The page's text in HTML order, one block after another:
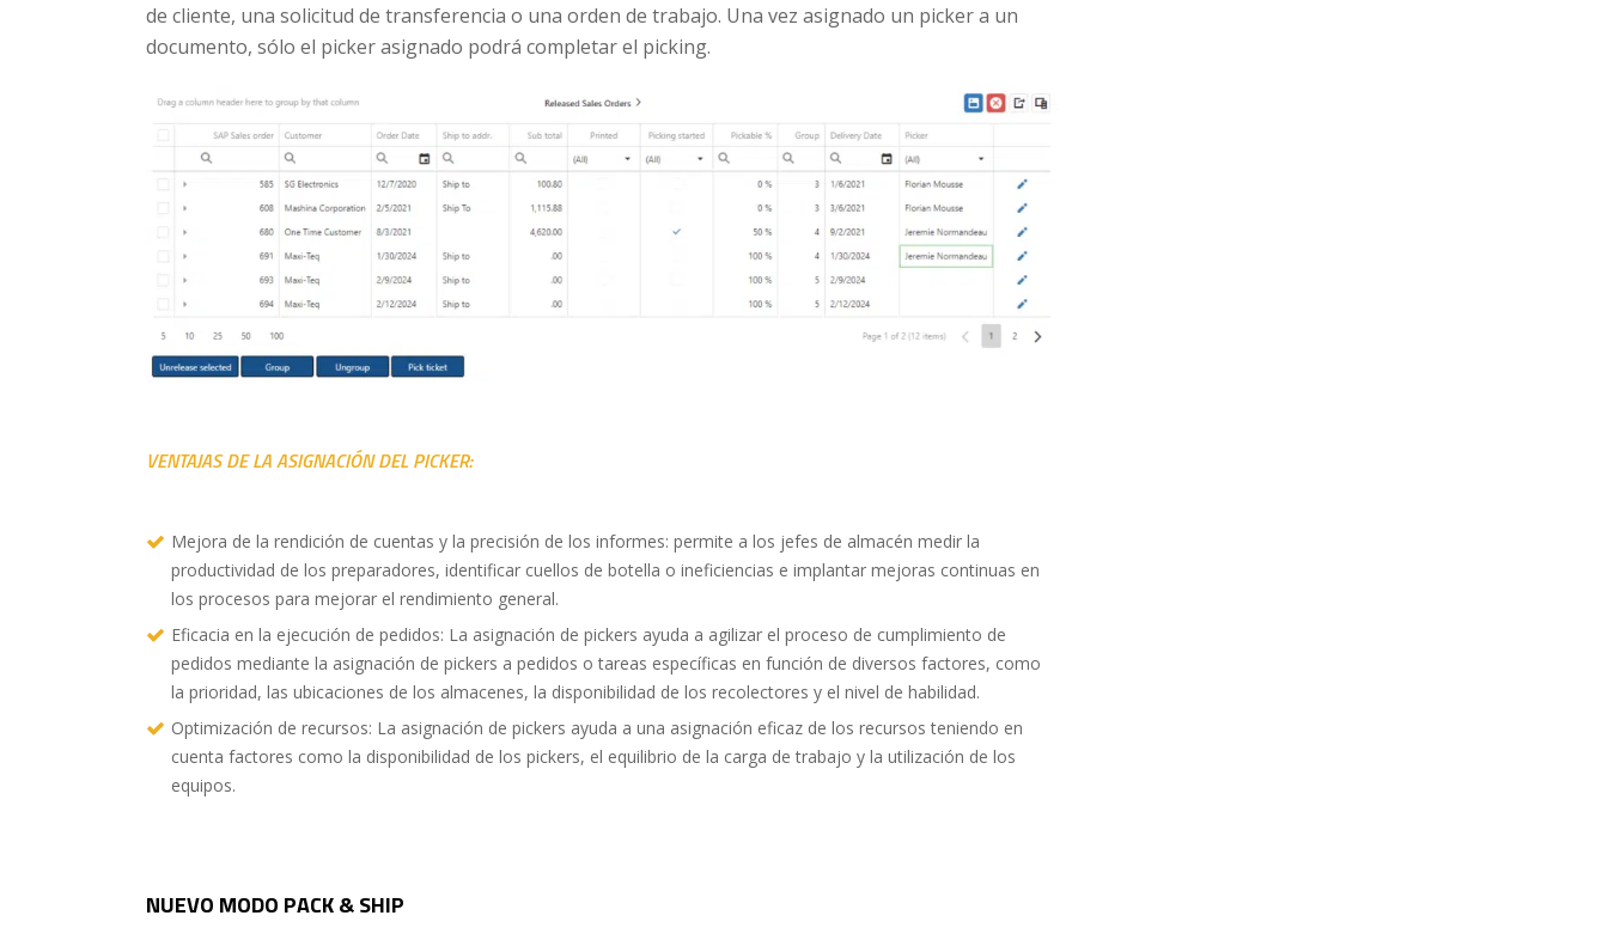
de cliente, una solicitud de transferencia o una orden de trabajo. Una vez asignado un picker a un
documento, sólo el picker asignado podrá completar el picking.
VENTAJAS DE LA ASIGNACIÓN DEL PICKER:
Mejora de la rendición de cuentas y la precisión de los informes: permite a los jefes de almacén medir la
productividad de los preparadores, identificar cuellos de botella o ineficiencias e implantar mejoras continuas en
los procesos para mejorar el rendimiento general.
Eficacia en la ejecución de pedidos: La asignación de pickers ayuda a agilizar el proceso de cumplimiento de
pedidos mediante la asignación de pickers a pedidos o tareas específicas en función de diversos factores, como
la prioridad, las ubicaciones de los almacenes, la disponibilidad de los recolectores y el nivel de habilidad.
Optimización de recursos: La asignación de pickers ayuda a una asignación eficaz de los recursos teniendo en
cuenta factores como la disponibilidad de los pickers, el equilibrio de la carga de trabajo y la utilización de los
equipos.
NUEVO MODO PACK & SHIP